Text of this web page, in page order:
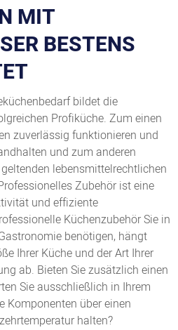
MIT
BESTENS
bildet die
Profiküche. Zum einen
zuverlässig funktionieren und
und zum anderen
lebensmittelrechtlichen
Zubehör ist eine
und effiziente
Küchenzubehör Sie in
benötigen, hängt
Ihrer Küche und der Art Ihrer
ab. Bieten Sie zusätzlich einen
Sie ausschließlich in Ihrem
Komponenten über einen
halten?